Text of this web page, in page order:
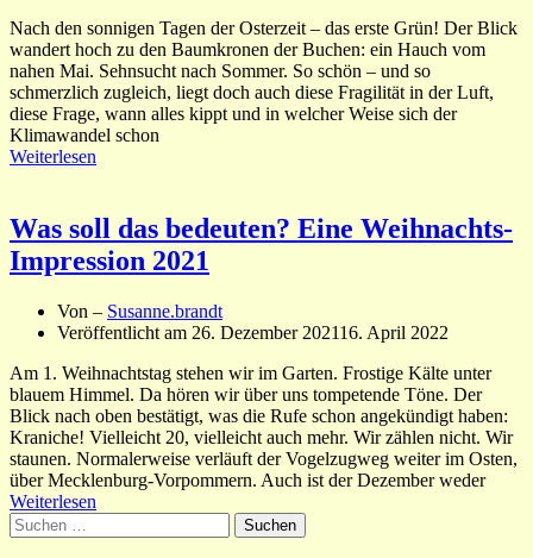
Nach den sonnigen Tagen der Osterzeit – das erste Grün! Der Blick
wandert hoch zu den Baumkronen der Buchen: ein Hauch vom
nahen Mai. Sehnsucht nach Sommer. So schön – und so
schmerzlich zugleich, liegt doch auch diese Fragilität in der Luft,
diese Frage, wann alles kippt und in welcher Weise sich der
Klimawandel schon
Weiterlesen
Was soll das bedeuten? Eine Weihnachts-
Impression 2021
Von – Susanne.brandt
Veröffentlicht am 26. Dezember 202116. April 2022
Am 1. Weihnachtstag stehen wir im Garten. Frostige Kälte unter
blauem Himmel. Da hören wir über uns tompetende Töne. Der
Blick nach oben bestätigt, was die Rufe schon angekündigt haben:
Kraniche! Vielleicht 20, vielleicht auch mehr. Wir zählen nicht. Wir
staunen. Normalerweise verläuft der Vogelzugweg weiter im Osten,
über Mecklenburg-Vorpommern. Auch ist der Dezember weder
Weiterlesen
Suchen
nach: